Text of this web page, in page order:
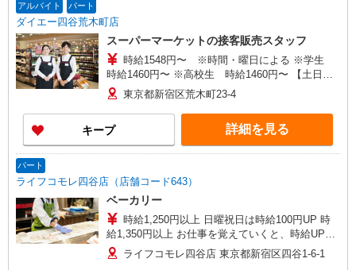
アルバイト パート
ダイエー四谷荒木町店
スーパーマーケットの接客販売スタッフ
時給1548円〜 ※時間・曜日による ※学生
時給1460円〜 ※高校生 時給1460円〜 【土日】
どちらか必須 ※6:00〜8:00 時給＋100円
東京都新宿区荒木町23-4
キープ 詳細を見る
パート
ライフコモレ四谷店（店舗コード643）
ベーカリー
時給1,250円以上 日曜祝日は時給100円UP 時
給1,350円以上 お仕事を覚えていくと、時給UP！
＋賞与支給！ 標準的昇級スピード(約1年半)で時給
45円UP！ さらにキャリアアップで最大時給200円
ライフコモレ四谷店 東京都新宿区四谷1-6-1